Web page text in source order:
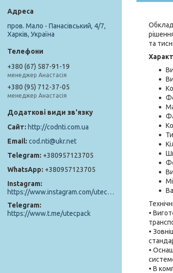
та
•
•
•
• В
пров. Мало - Панасівський, 4/7,
Харків, Україна
+380 (67) 587-91-19
менеджер Анастасія
+380 (95) 712-37-05
менеджер Анастасія
http://codnti.com.ua
cod.nti@ukr.net
+380957123705
+380957123705
Instagram
https://www.instagram.com/utec_pack/
Telegram
https://www.t.me/utecpack